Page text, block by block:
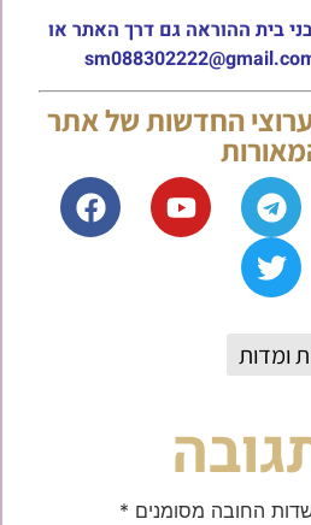
בית ההוראה גם דרך האתר או
החדשות של אתר
ומדות
החובה מסומנים *